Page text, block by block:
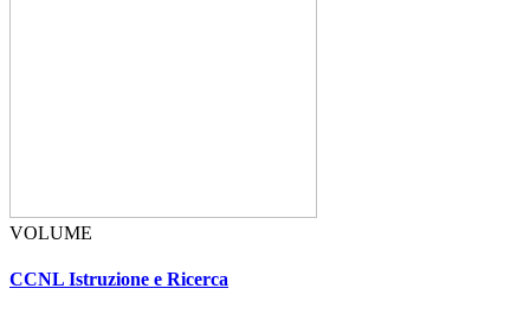
VOLUME
CCNL Istruzione e Ricerca